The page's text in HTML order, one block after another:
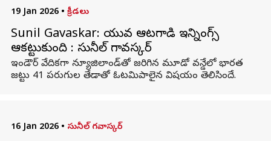
19 Jan 2026 • క్రీడలు
Sunil Gavaskar: యువ ఆటగాడి ఇన్నింగ్స్
ఆకట్టుకుంది : సునీల్ గావస్కర్
ఇండౌర్ వేదికగా న్యూజిలాండ్‌తో జరిగిన మూడో వన్డేలో భారత
జట్టు 41 పరుగుల తేడాతో ఓటమిపాలైన విషయం తెలిసిందే.
16 Jan 2026 • సునీల్ గవాస్కర్